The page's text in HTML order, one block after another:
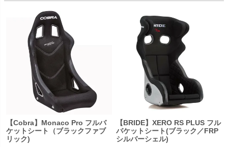
【Cobra】Monaco Pro フルバ
ケットシート（ブラックファブ
リック)
【BRIDE】XERO RS PLUS フル
バケットシート(ブラック／FRP
シルバーシェル)